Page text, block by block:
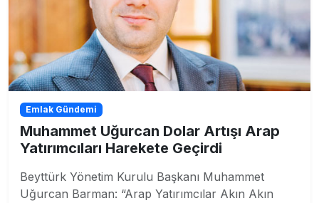
Emlak Gündemi
Muhammet Uğurcan Dolar Artışı Arap
Yatırımcıları Harekete Geçirdi
Beyttürk Yönetim Kurulu Başkanı Muhammet
Uğurcan Barman: “Arap Yatırımcılar Akın Akın